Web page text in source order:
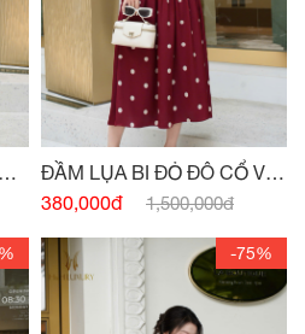
ĐẦM LỤA BI ĐỎ ĐÔ CỔ V
SAU
380,000đ 1,500,000đ
-75%